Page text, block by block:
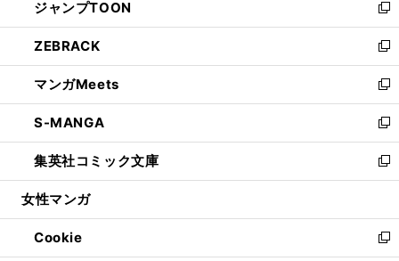
く
で
開
く
ド
ウ
で
開
く
ィ
ン
ド
ウ
で
開
く
い
ウ
ィ
ン
ド
ウ
で
開
く
ジャンプTOON
新
し
い
ウ
ィ
ン
ド
ウ
で
開
ZEBRACK
新
し
い
ウ
ィ
ン
ド
ウ
開
く
マンガMeets
新
し
い
ウ
ィ
ン
ウ
で
開
S-MANGA
新
し
い
ウ
ン
ド
ウ
集英社コミック文庫
新
し
ウ
ィ
女性マンガ
Cookie
新